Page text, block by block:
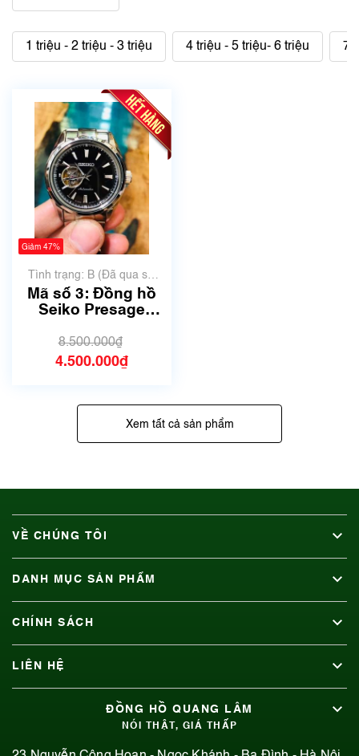
1 triệu - 2 triệu - 3 triệu 4 triệu - 5 triệu- 6 triệu 7
Giảm 47%
Tình trạng: B (Đã qua sử
dụng, hàng đẹp, có chút
xước dăm)
Mã số 3: Đồng hồ
Seiko Presage
Automatic - mặt
đen lộ tim (2)
8.500.000₫
4.500.000₫
Xem tất cả sản phẩm
VỀ CHÚNG TÔI
DANH MỤC SẢN PHẨM
CHÍNH SÁCH
LIÊN HỆ
ĐỒNG HỒ QUANG LÂM
NÓI THẬT, GIÁ THẤP